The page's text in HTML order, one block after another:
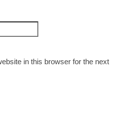
in this browser for the next